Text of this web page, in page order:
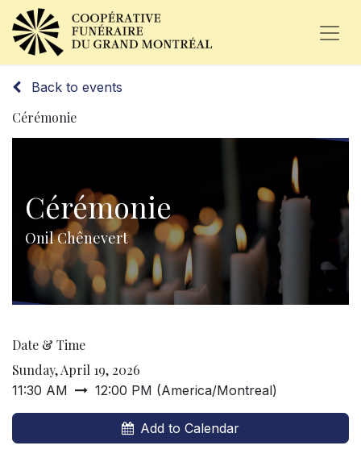
Back to events
Cérémonie
Cérémonie
Onil Chênevert
Date & Time
Sunday, April 19, 2026
11:30 AM 12:00 PM (America/Montreal)
Add to Calendar